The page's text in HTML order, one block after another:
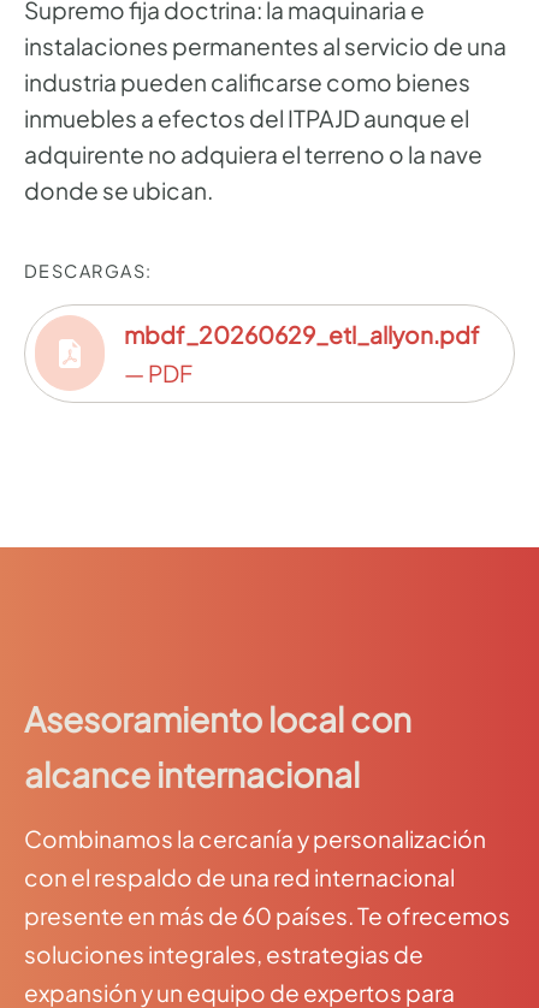
Supremo fija doctrina: la maquinaria e
instalaciones permanentes al servicio de una
industria pueden calificarse como bienes
inmuebles a efectos del ITPAJD aunque el
adquirente no adquiera el terreno o la nave
donde se ubican.
DESCARGAS:
mbdf_20260629_etl_allyon.pdf
— PDF
Asesoramiento local con
alcance internacional
Combinamos la cercanía y personalización
con el respaldo de una red internacional
presente en más de 60 países. Te ofrecemos
soluciones integrales, estrategias de
expansión y un equipo de expertos para